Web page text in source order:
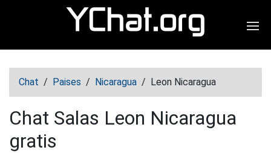
Chat / Paises / Nicaragua / Leon Nicaragua
Chat Salas Leon Nicaragua
gratis